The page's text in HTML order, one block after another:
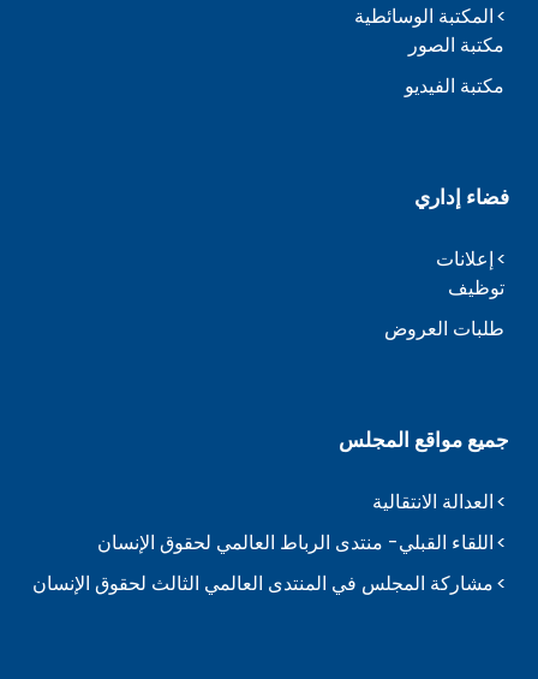
المكتبة الوسائطية
مكتبة الصور
مكتبة الفيديو
فضاء إداري
إعلانات
توظيف
طلبات العروض
جميع مواقع المجلس
العدالة الانتقالية
اللقاء القبلي- منتدى الرباط العالمي لحقوق الإنسان
مشاركة المجلس في المنتدى العالمي الثالث لحقوق الإنسان